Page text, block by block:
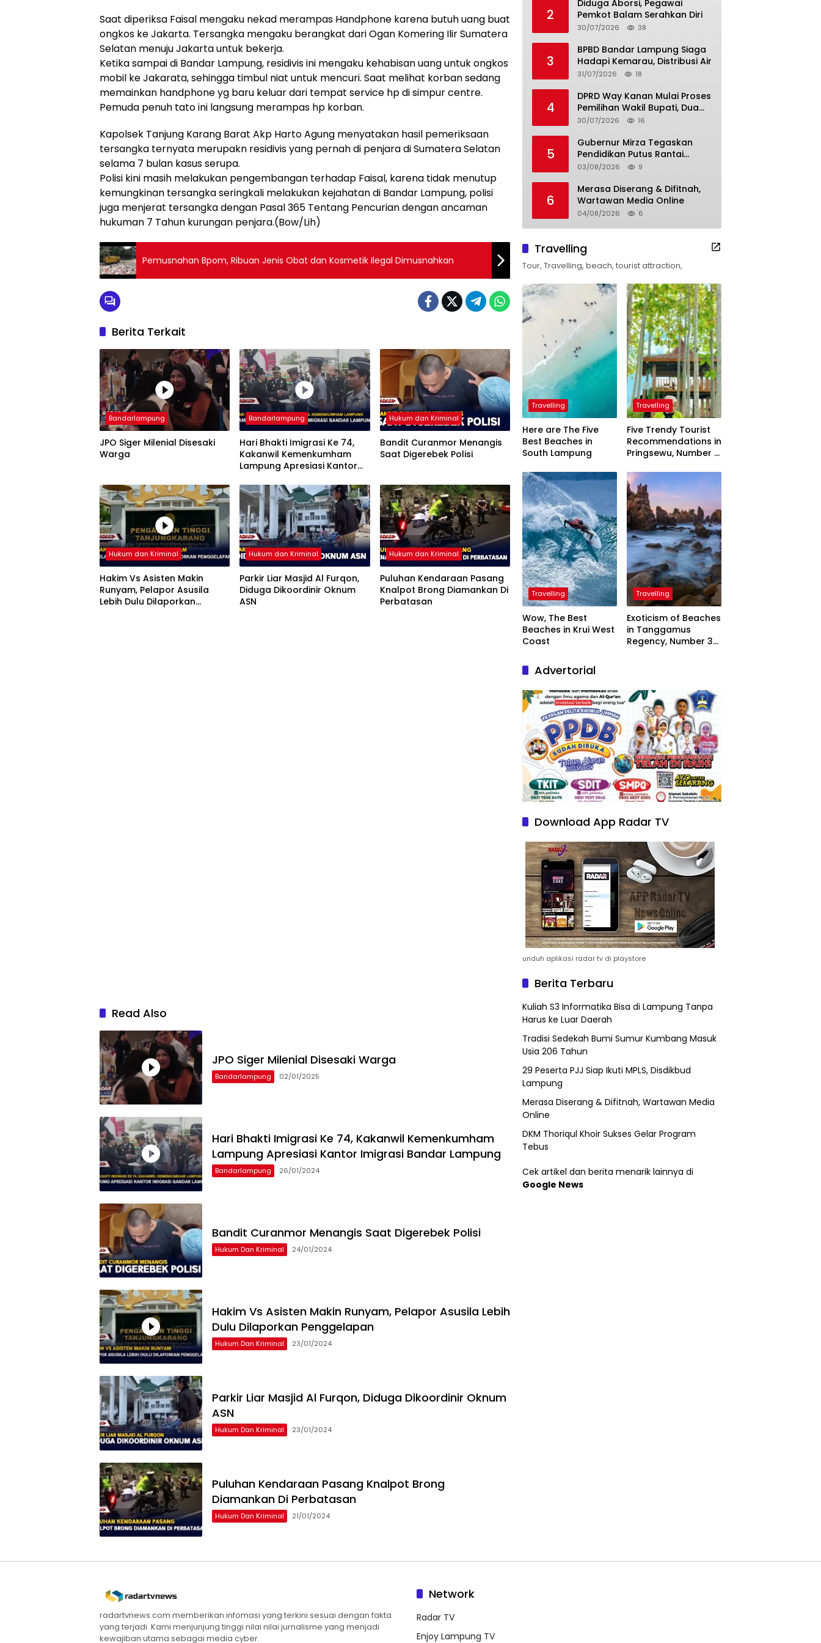
Saat diperiksa Faisal mengaku nekad merampas Handphone karena butuh uang buat
ongkos ke Jakarta. Tersangka mengaku berangkat dari Ogan Komering Ilir Sumatera
Selatan menuju Jakarta untuk bekerja.
Ketika sampai di Bandar Lampung, residivis ini mengaku kehabisan uang untuk ongkos
mobil ke Jakarata, sehingga timbul niat untuk mencuri. Saat melihat korban sedang
memainkan handphone yg baru keluar dari tempat service hp di simpur centre.
Pemuda penuh tato ini langsung merampas hp korban.
Kapolsek Tanjung Karang Barat Akp Harto Agung menyatakan hasil pemeriksaan
tersangka ternyata merupakn residivis yang pernah di penjara di Sumatera Selatan
selama 7 bulan kasus serupa.
Polisi kini masih melakukan pengembangan terhadap Faisal, karena tidak menutup
kemungkinan tersangka seringkali melakukan kejahatan di Bandar Lampung, polisi
juga menjerat tersangka dengan Pasal 365 Tentang Pencurian dengan ancaman
hukuman 7 Tahun kurungan penjara.(Bow/Lih)
Pemusnahan Bpom, Ribuan Jenis Obat dan Kosmetik Ilegal Dimusnahkan
Berita Terkait
Bandarlampung
JPO Siger Milenial Disesaki
Warga
Bandarlampung
Hari Bhakti Imigrasi Ke 74,
Kakanwil Kemenkumham
Lampung Apresiasi Kantor
Hukum dan Kriminal
Bandit Curanmor Menangis
Saat Digerebek Polisi
Hukum dan Kriminal
Hakim Vs Asisten Makin
Runyam, Pelapor Asusila
Lebih Dulu Dilaporkan
Hukum dan Kriminal
Parkir Liar Masjid Al Furqon,
Diduga Dikoordinir Oknum
ASN
Hukum dan Kriminal
Puluhan Kendaraan Pasang
Knalpot Brong Diamankan Di
Perbatasan
Read Also
JPO Siger Milenial Disesaki Warga
Bandarlampung 02/01/2025
Hari Bhakti Imigrasi Ke 74, Kakanwil Kemenkumham
Lampung Apresiasi Kantor Imigrasi Bandar Lampung
Bandarlampung 26/01/2024
Bandit Curanmor Menangis Saat Digerebek Polisi
Hukum Dan Kriminal 24/01/2024
Hakim Vs Asisten Makin Runyam, Pelapor Asusila Lebih
Dulu Dilaporkan Penggelapan
Hukum Dan Kriminal 23/01/2024
Parkir Liar Masjid Al Furqon, Diduga Dikoordinir Oknum
ASN
Hukum Dan Kriminal 23/01/2024
Puluhan Kendaraan Pasang Knalpot Brong
Diamankan Di Perbatasan
Hukum Dan Kriminal 21/01/2024
2
Diduga Aborsi, Pegawai
Pemkot Balam Serahkan Diri
30/07/2026 38
3
BPBD Bandar Lampung Siaga
Hadapi Kemarau, Distribusi Air
31/07/2026 18
4
DPRD Way Kanan Mulai Proses
Pemilihan Wakil Bupati, Dua
Nama Resmi Bersaing
30/07/2026 16
5
Gubernur Mirza Tegaskan
Pendidikan Putus Rantai
Kemiskinan
03/08/2026 9
6
Merasa Diserang & Difitnah,
Wartawan Media Online
04/08/2026 6
Travelling
Tour, Travelling, beach, tourist attraction,
Travelling
Here are The Five
Best Beaches in
South Lampung
Travelling
Five Trendy Tourist
Recommendations in
Pringsewu, Number 3
President
Travelling
Wow, The Best
Beaches in Krui West
Coast
Travelling
Exoticism of Beaches
in Tanggamus
Regency, Number 3
Advertorial
Download App Radar TV
unduh aplikasi radar tv di playstore
Berita Terbaru
Kuliah S3 Informatika Bisa di Lampung Tanpa
Harus ke Luar Daerah
Tradisi Sedekah Bumi Sumur Kumbang Masuk
Usia 206 Tahun
29 Peserta PJJ Siap Ikuti MPLS, Disdikbud
Lampung
Merasa Diserang & Difitnah, Wartawan Media
Online
DKM Thoriqul Khoir Sukses Gelar Program
Tebus
Cek artikel dan berita menarik lainnya di
Google News
radartvnews.com memberikan infomasi yang terkini sesuai dengan fakta
yang terjadi. Kami menjunjung tinggi nilai nilai jurnalisme yang menjadi
kewajiban utama sebagai media cyber.
Network
Radar TV
Enjoy Lampung TV